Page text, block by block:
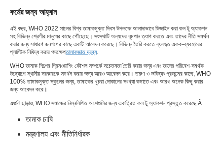
কর্মের জন্য আহ্বান
এই বছর, WHO 2022 সালের বিশ্ব তামাকমুক্ত দিবস উপলক্ষে আলাদাভাবে ডিজাইন করা কল টু অ্যাকশন
সহ বিভিন্ন শ্রেণীর মানুষের কাছে পৌঁছেছে। সংস্থাটি অন্যদের ধূমপান ত্যাগ করতে এবং তাদের নীতি সমর্থন
করার জন্য সাধারণ জনগণের কাছে একটি আবেদন করেছে। বিভিন্ন তৈরি করতে ব্যবহৃত একক-ব্যবহারের
প্লাস্টিক নিষিদ্ধ করার পদক্ষেপতামাকজাত দ্রব্য.
WHO তামাক শিল্পের গ্রিনওয়াশিং কৌশল সম্পর্কে সচেতনতা তৈরি করার জন্য এবং তাদের পরিবেশ-সমর্থক
উদ্যোগে স্থানীয় সরকারকে সমর্থন করার জন্য আরও আবেদন করে। তরুণ ও ভবিষ্যৎ প্রজন্মের কাছে, WHO
100% তামাকমুক্ত স্কুলের জন্য, তামাকের খুচরা দোকানের সংখ্যা কমাতে এবং আরও অনেক কিছু করার
জন্য আবেদন করে।
এগুলি ছাড়াও, WHO সমাজের নিম্নলিখিত অংশগুলির জন্য একত্রিত কল টু অ্যাকশন প্রস্তুত করেছে:Â
তামাক চাষি
মন্ত্রণালয় এবং নীতিনির্ধারক